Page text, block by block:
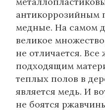
антикоррозийным
медные. На самом
великое
не отличается.
подходящим
теплых полов в
является медь. И
не боятся